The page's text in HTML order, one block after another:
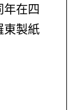
在四
東製紙